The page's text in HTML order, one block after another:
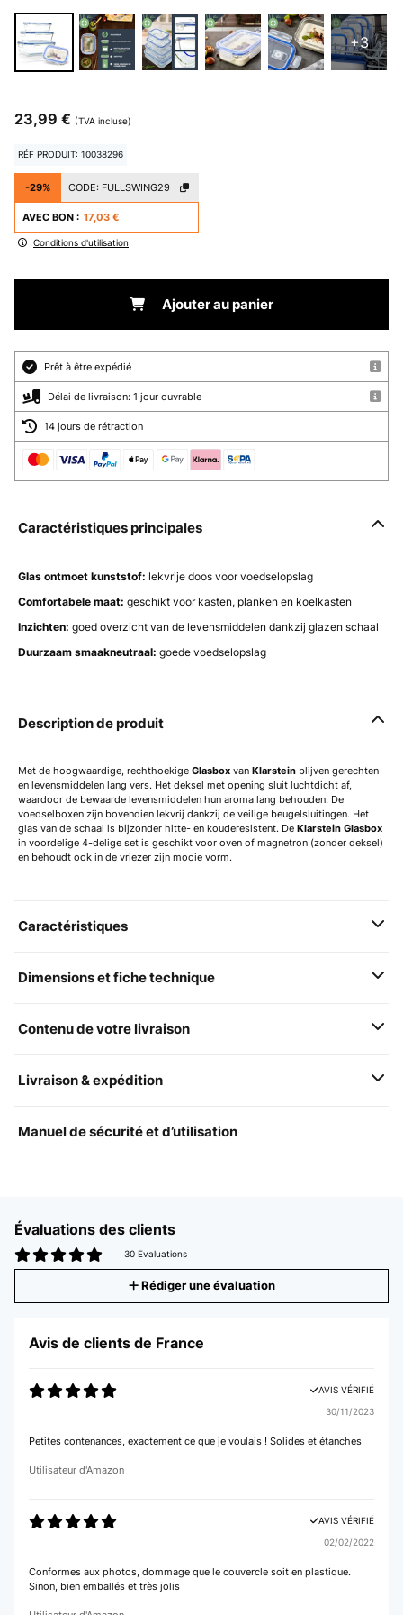
+3
23,99 € (TVA incluse)
RÉF PRODUIT: 10038296
-29% CODE: FULLSWING29
AVEC BON : 17,03 €
Conditions d'utilisation
Ajouter au panier
Prêt à être expédié
Délai de livraison: 1 jour ouvrable
14 jours de rétraction
Caractéristiques principales
Glas ontmoet kunststof: lekvrije doos voor voedselopslag
Comfortabele maat: geschikt voor kasten, planken en koelkasten
Inzichten: goed overzicht van de levensmiddelen dankzij glazen schaal
Duurzaam smaakneutraal: goede voedselopslag
Description de produit
Met de hoogwaardige, rechthoekige Glasbox van Klarstein blijven gerechten
en levensmiddelen lang vers. Het deksel met opening sluit luchtdicht af,
waardoor de bewaarde levensmiddelen hun aroma lang behouden. De
voedselboxen zijn bovendien lekvrij dankzij de veilige beugelsluitingen. Het
glas van de schaal is bijzonder hitte- en kouderesistent. De Klarstein Glasbox
in voordelige 4-delige set is geschikt voor oven of magnetron (zonder deksel)
en behoudt ook in de vriezer zijn mooie vorm.
Caractéristiques
Dimensions et fiche technique
Contenu de votre livraison
Livraison & expédition
Manuel de sécurité et d’utilisation
Évaluations des clients
30 Evaluations
Rédiger une évaluation
Avis de clients de France
AVIS VÉRIFIÉ
30/11/2023
Petites contenances, exactement ce que je voulais ! Solides et étanches
Utilisateur d'Amazon
AVIS VÉRIFIÉ
02/02/2022
Conformes aux photos, dommage que le couvercle soit en plastique.
Sinon, bien emballés et très jolis